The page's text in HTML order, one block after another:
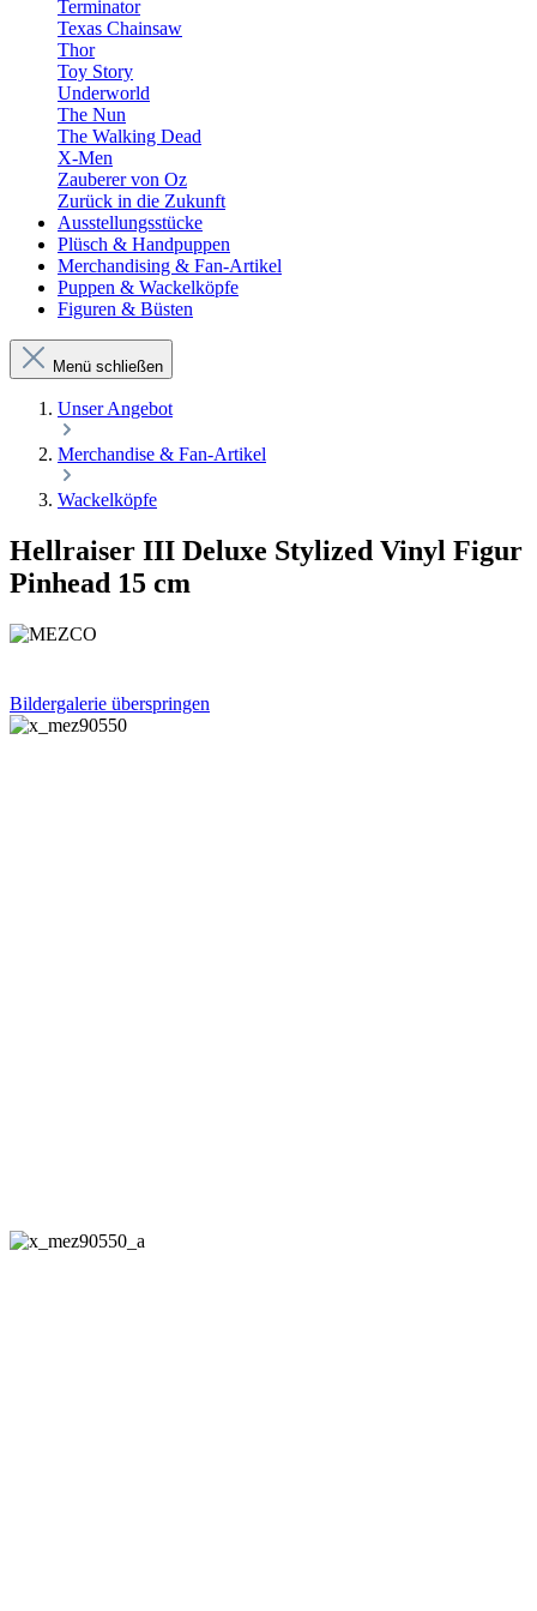
Terminator
Texas Chainsaw
Thor
Toy Story
Underworld
The Nun
The Walking Dead
X-Men
Zauberer von Oz
Zurück in die Zukunft
Ausstellungsstücke
Plüsch & Handpuppen
Merchandising & Fan-Artikel
Puppen & Wackelköpfe
Figuren & Büsten
Menü schließen
Unser Angebot
Merchandise & Fan-Artikel
Wackelköpfe
Hellraiser III Deluxe Stylized Vinyl Figur
Pinhead 15 cm
Bildergalerie überspringen